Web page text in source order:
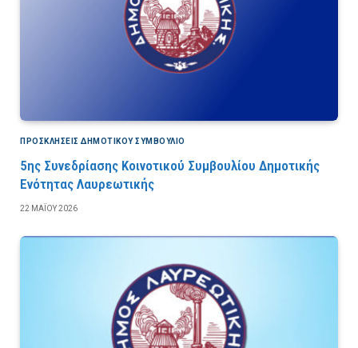
ΠΡΟΣΚΛΉΣΕΙΣ ΔΗΜΟΤΙΚΟΎ ΣΥΜΒΟΎΛΙΟ
5ης Συνεδρίασης Κοινοτικού Συμβουλίου Δημοτικής
Ενότητας Λαυρεωτικής
22 ΜΑΪ́ΟΥ 2026